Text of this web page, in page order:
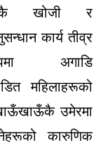
खोजी र
कार्य तीव्र
अगाडि
महिलाहरूको
उमेरमा
कारुणिक